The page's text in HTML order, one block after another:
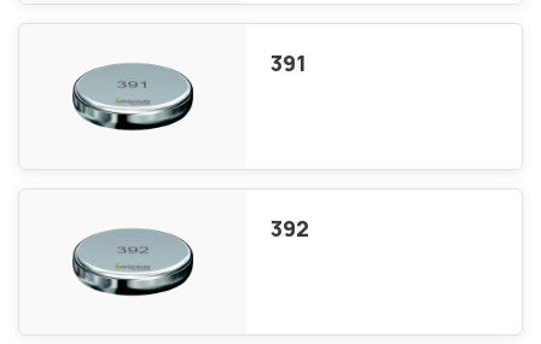
391
392